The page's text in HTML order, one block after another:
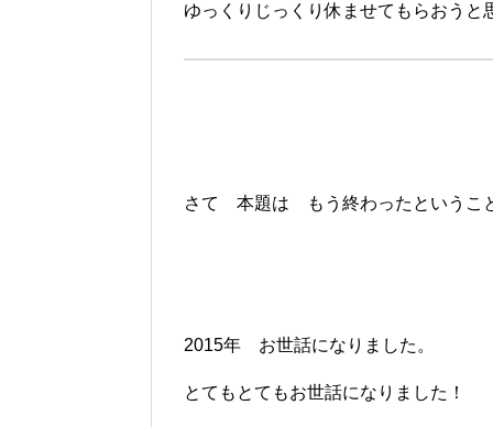
ゆっくりじっくり休ませてもらおうと
さて 本題は もう終わったというこ
2015年 お世話になりました。
とてもとてもお世話になりました！